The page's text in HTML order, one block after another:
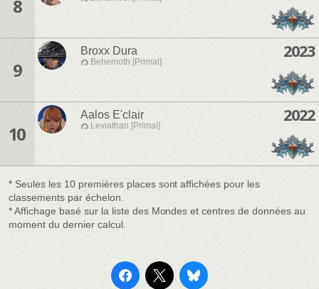
8
9
Broxx Dura
Behemoth [Primal]
2023
10
Aalos E'clair
Leviathan [Primal]
2022
* Seules les 10 premières places sont affichées pour les
classements par échelon.
* Affichage basé sur la liste des Mondes et centres de données au
moment du dernier calcul.